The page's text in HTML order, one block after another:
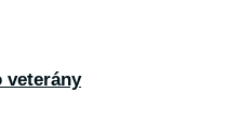
veterány